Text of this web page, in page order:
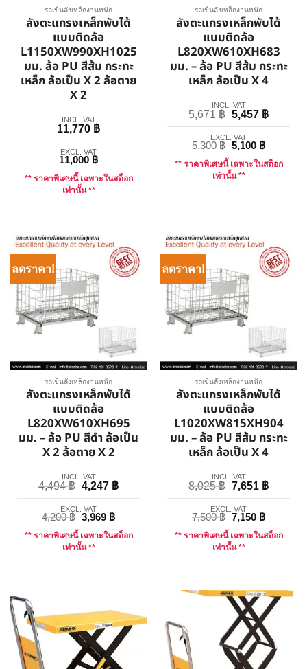
รถเข็นลังเหล็กงานหนัก
ลังตะแกรงเหล็กพับได้
แบบติดล้อ
L1150XW990XH1025
มม. ล้อ PU สีส้ม กระทะ
เหล็ก ล้อเป็น X 2 ล้อตาย
X 2
INCL. VAT
11,770 ฿
EXCL. VAT
11,000 ฿
** ราคาพิเศษนี้ เฉพาะในสต็อก
เท่านั้น **
รถเข็นลังเหล็กงานหนัก
ลังตะแกรงเหล็กพับได้
แบบติดล้อ
L820XW610XH683
มม. – ล้อ PU สีส้ม กระทะ
เหล็ก ล้อเป็น X 4
INCL. VAT
5,671฿ 5,457 ฿
EXCL. VAT
5,300฿ 5,100 ฿
** ราคาพิเศษนี้ เฉพาะในสต็อก
เท่านั้น **
ลดราคา!
รถเข็นลังเหล็กงานหนัก
ลังตะแกรงเหล็กพับได้
แบบติดล้อ
L820XW610XH695
มม. – ล้อ PU สีดำ ล้อเป็น
X 2 ล้อตาย X 2
INCL. VAT
4,494฿ 4,247 ฿
EXCL. VAT
4,200฿ 3,969 ฿
** ราคาพิเศษนี้ เฉพาะในสต็อก
เท่านั้น **
ลดราคา!
รถเข็นลังเหล็กงานหนัก
ลังตะแกรงเหล็กพับได้
แบบติดล้อ
L1020XW815XH904
มม. – ล้อ PU สีส้ม กระทะ
เหล็ก ล้อเป็น X 4
INCL. VAT
8,025฿ 7,651 ฿
EXCL. VAT
7,500฿ 7,150 ฿
** ราคาพิเศษนี้ เฉพาะในสต็อก
เท่านั้น **